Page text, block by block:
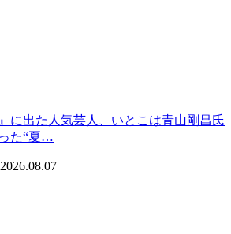
に出た人気芸人、いとこは青山剛昌氏
た“夏…
2026.08.07